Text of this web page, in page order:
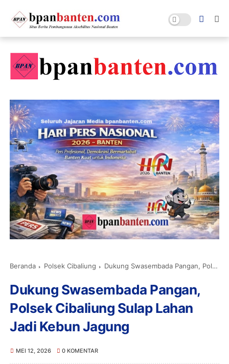
Beranda Polsek Cibaliung Dukung Swasembada Pangan, Polsek Cibaliung Sulap Lahan Jadi Kebun Jagung
Dukung Swasembada Pangan,
Polsek Cibaliung Sulap Lahan
Jadi Kebun Jagung
MEI 12, 2026 0 KOMENTAR